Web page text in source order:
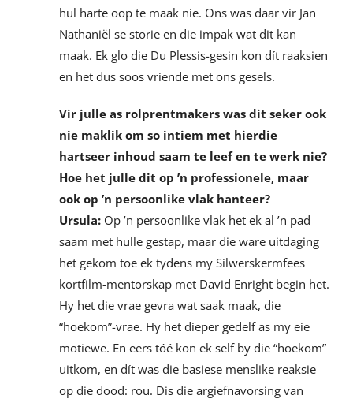
hul harte oop te maak nie. Ons was daar vir Jan
Nathaniël se storie en die impak wat dit kan
maak. Ek glo die Du Plessis-gesin kon dít raaksien
en het dus soos vriende met ons gesels.
Vir julle as rolprentmakers was dit seker ook
nie maklik om so intiem met hierdie
hartseer inhoud saam te leef en te werk nie?
Hoe het julle dit op ’n professionele, maar
ook op ’n persoonlike vlak hanteer?
Ursula:Op ’n persoonlike vlak het ek al ’n pad
saam met hulle gestap, maar die ware uitdaging
het gekom toe ek tydens my Silwerskermfees
kortfilm-mentorskap met David Enright begin het.
Hy het die vrae gevra wat saak maak, die
“hoekom”-vrae. Hy het dieper gedelf as my eie
motiewe. En eers tóé kon ek self by die “hoekom”
uitkom, en dít was die basiese menslike reaksie
op die dood: rou. Dis die argiefnavorsing van